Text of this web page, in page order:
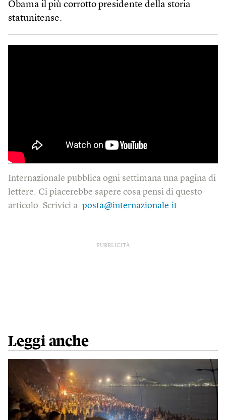
Obama il più corrotto presidente della storia
statunitense.
Internazionale pubblica ogni settimana una pagina di
lettere. Ci piacerebbe sapere cosa pensi di questo
articolo. Scrivici a: posta@internazionale.it
PUBBLICITÀ
Leggi anche